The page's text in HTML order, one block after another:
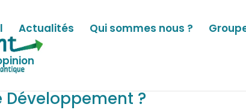
Actualités Qui sommes nous ?
Développement ?